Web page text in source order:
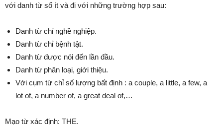
với danh từ số ít và đi với những trường hợp sau:
Danh từ chỉ nghề nghiệp.
Danh từ chỉ bệnh tật.
Danh từ được nói đến lần đầu.
Danh từ phân loại, giới thiệu.
Với cụm từ chỉ số lượng bất định : a couple, a little, a few, a
lot of, a number of, a great deal of,…
Mạo từ xác định: THE.